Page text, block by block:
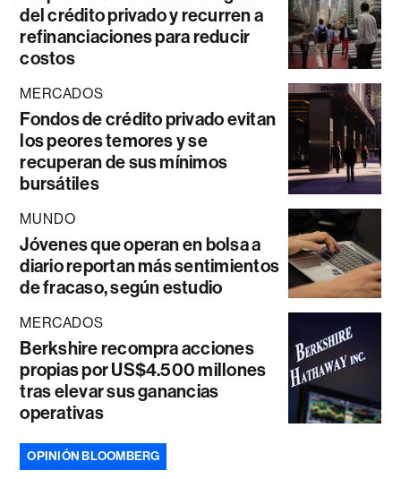
del crédito privado y recurren a
refinanciaciones para reducir
costos
MERCADOS
Fondos de crédito privado evitan
los peores temores y se
recuperan de sus mínimos
bursátiles
MUNDO
Jóvenes que operan en bolsa a
diario reportan más sentimientos
de fracaso, según estudio
MERCADOS
Berkshire recompra acciones
propias por US$4.500 millones
tras elevar sus ganancias
operativas
OPINIÓN BLOOMBERG